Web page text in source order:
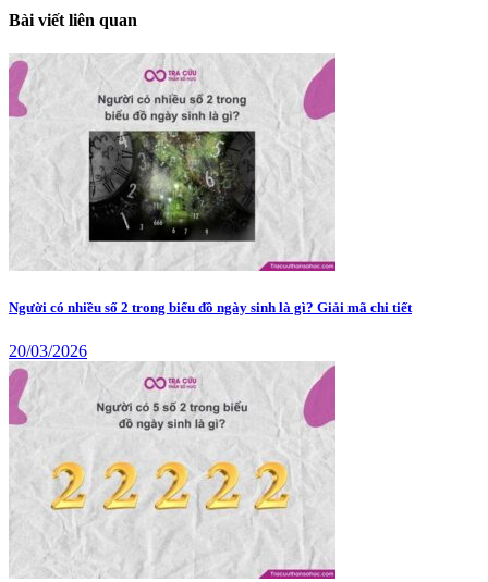
Bài viết liên quan
Người có nhiều số 2 trong biểu đồ ngày sinh là gì? Giải mã chi tiết
20/03/2026